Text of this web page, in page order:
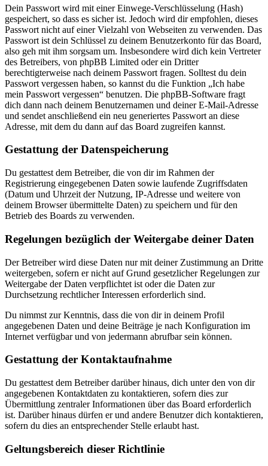
Dein Passwort wird mit einer Einwege-Verschlüsselung (Hash)
gespeichert, so dass es sicher ist. Jedoch wird dir empfohlen, dieses
Passwort nicht auf einer Vielzahl von Webseiten zu verwenden. Das
Passwort ist dein Schlüssel zu deinem Benutzerkonto für das Board,
also geh mit ihm sorgsam um. Insbesondere wird dich kein Vertreter
des Betreibers, von phpBB Limited oder ein Dritter
berechtigterweise nach deinem Passwort fragen. Solltest du dein
Passwort vergessen haben, so kannst du die Funktion „Ich habe
mein Passwort vergessen“ benutzen. Die phpBB-Software fragt
dich dann nach deinem Benutzernamen und deiner E-Mail-Adresse
und sendet anschließend ein neu generiertes Passwort an diese
Adresse, mit dem du dann auf das Board zugreifen kannst.
Gestattung der Datenspeicherung
Du gestattest dem Betreiber, die von dir im Rahmen der
Registrierung eingegebenen Daten sowie laufende Zugriffsdaten
(Datum und Uhrzeit der Nutzung, IP-Adresse und weitere von
deinem Browser übermittelte Daten) zu speichern und für den
Betrieb des Boards zu verwenden.
Regelungen bezüglich der Weitergabe deiner Daten
Der Betreiber wird diese Daten nur mit deiner Zustimmung an Dritte
weitergeben, sofern er nicht auf Grund gesetzlicher Regelungen zur
Weitergabe der Daten verpflichtet ist oder die Daten zur
Durchsetzung rechtlicher Interessen erforderlich sind.
Du nimmst zur Kenntnis, dass die von dir in deinem Profil
angegebenen Daten und deine Beiträge je nach Konfiguration im
Internet verfügbar und von jedermann abrufbar sein können.
Gestattung der Kontaktaufnahme
Du gestattest dem Betreiber darüber hinaus, dich unter den von dir
angegebenen Kontaktdaten zu kontaktieren, sofern dies zur
Übermittlung zentraler Informationen über das Board erforderlich
ist. Darüber hinaus dürfen er und andere Benutzer dich kontaktieren,
sofern du dies an entsprechender Stelle erlaubt hast.
Geltungsbereich dieser Richtlinie